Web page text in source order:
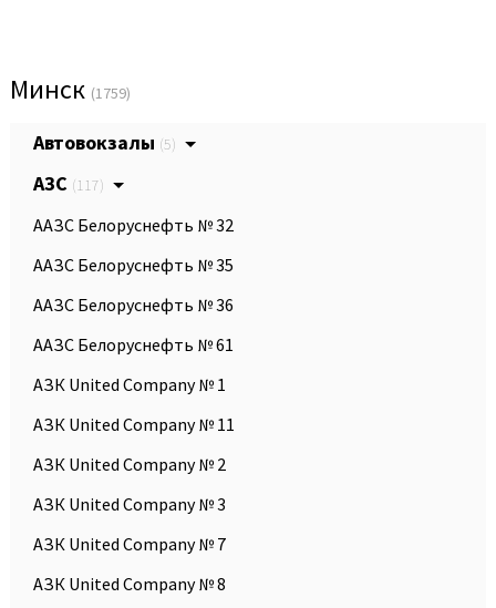
Минск (1759)
Автовокзалы (5)
АЗС (117)
ААЗС Белоруснефть № 32
ААЗС Белоруснефть № 35
ААЗС Белоруснефть № 36
ААЗС Белоруснефть № 61
АЗК United Company № 1
АЗК United Company № 11
АЗК United Company № 2
АЗК United Company № 3
АЗК United Company № 7
АЗК United Company № 8